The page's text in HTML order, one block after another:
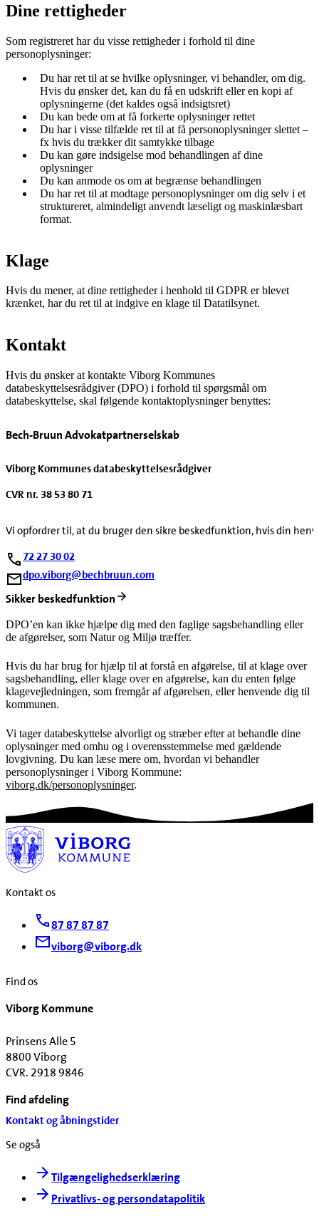
Dine rettigheder
Som registreret har du visse rettigheder i forhold til dine
personoplysninger:
Du har ret til at se hvilke oplysninger, vi behandler, om dig.
Hvis du ønsker det, kan du få en udskrift eller en kopi af
oplysningerne (det kaldes også indsigtsret)
Du kan bede om at få forkerte oplysninger rettet
Du har i visse tilfælde ret til at få personoplysninger slettet –
fx hvis du trækker dit samtykke tilbage
Du kan gøre indsigelse mod behandlingen af dine
oplysninger
Du kan anmode os om at begrænse behandlingen
Du har ret til at modtage personoplysninger om dig selv i et
struktureret, almindeligt anvendt læseligt og maskinlæsbart
format.
Klage
Hvis du mener, at dine rettigheder i henhold til GDPR er blevet
krænket, har du ret til at indgive en klage til Datatilsynet.
Kontakt
Hvis du ønsker at kontakte Viborg Kommunes
databeskyttelsesrådgiver (DPO) i forhold til spørgsmål om
databeskyttelse, skal følgende kontaktoplysninger benyttes:
Bech-Bruun Advokatpartnerselskab
Viborg Kommunes databeskyttelsesrådgiver
CVR nr. 38 53 80 71
Vi opfordrer til, at du bruger den sikre beskedfunktion, hvis din
72 27 30 02
dpo.viborg@bechbruun.com
Sikker beskedfunktion
DPO’en kan ikke hjælpe dig med den faglige sagsbehandling eller
de afgørelser, som Natur og Miljø træffer.
Hvis du har brug for hjælp til at forstå en afgørelse, til at klage over
sagsbehandling, eller klage over en afgørelse, kan du enten følge
klagevejledningen, som fremgår af afgørelsen, eller henvende dig til
kommunen.
Vi tager databeskyttelse alvorligt og stræber efter at behandle dine
oplysninger med omhu og i overensstemmelse med gældende
lovgivning. Du kan læse mere om, hvordan vi behandler
personoplysninger i Viborg Kommune:
viborg.dk/personoplysninger.
Kontakt os
87 87 87 87
viborg@viborg.dk
Find os
Viborg Kommune
Prinsens Alle 5
8800 Viborg
CVR. 2918 9846
Find afdeling
Kontakt og åbningstider
Se også
Tilgængelighedserklæring
Privatlivs- og persondatapolitik